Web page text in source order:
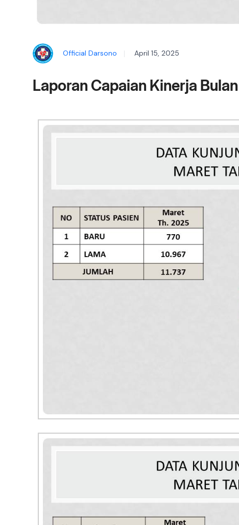
Official Darsono April 15, 2025
Laporan Capaian Kinerja